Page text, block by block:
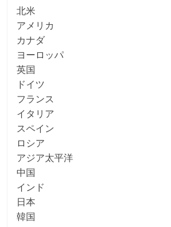
北米
アメリカ
カナダ
ヨーロッパ
英国
ドイツ
フランス
イタリア
スペイン
ロシア
アジア太平洋
中国
インド
日本
韓国